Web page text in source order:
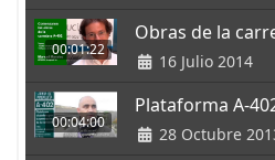
00:01:22
Obras de la
16 Julio 2014
00:04:00
Plataforma A-
28 Octubre